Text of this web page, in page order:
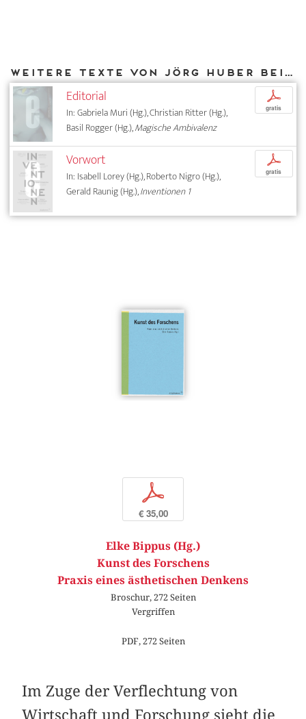
Weitere Texte von Jörg Huber bei DIAPHANES
Editorial
In: Gabriela Muri (Hg.), Christian Ritter (Hg.),
Basil Rogger (Hg.),Magische Ambivalenz
p
gratis
Vorwort
In: Isabell Lorey (Hg.), Roberto Nigro (Hg.),
Gerald Raunig (Hg.),Inventionen 1
p
gratis
p
€ 35,00
Elke Bippus (Hg.)
Kunst des Forschens
Praxis eines ästhetischen Denkens
Broschur, 272 Seiten
Vergriffen
PDF, 272 Seiten
Im Zuge der Verflechtung von
Wirtschaft und Forschung sieht die